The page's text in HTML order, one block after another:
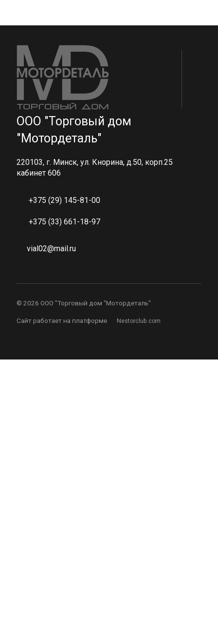
ООО "Торговый дом
"Мотордеталь"
220103, г. Минск, ул. Кнорина, д.50, корп.25
кабинет 606
+375 (29) 145-81-00
+375 (33) 661-18-97
vial02@mail.ru
© 2026 ООО "Торговый дом "Мотордеталь"
Сайт работает на платформе Nestorclub.com